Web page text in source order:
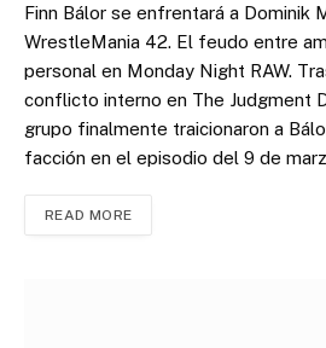
Finn Bálor se enfrentará a Dominik
WrestleMania 42. El feudo entre
personal en Monday Night RAW.
conflicto interno en The Judgment
grupo finalmente traicionaron a
facción en el episodio del 9 de
READ MORE